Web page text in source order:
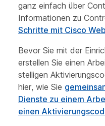
ganz einfach über
Informationen zu
Schritte mit Cisco
Bevor Sie mit der
erstellen Sie einen
stelligen
hier, wie Sie
Dienste zu einem
einen